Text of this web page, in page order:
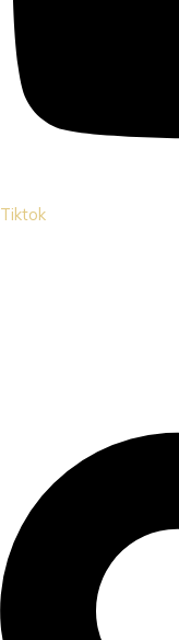
Tiktok